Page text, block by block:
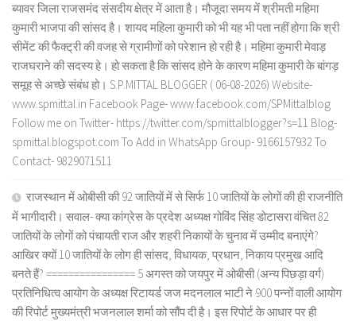
ब्यावर जिला राजसमंद संसदीय क्षेत्र में आता है। मौजूदा समय में श्रीमती महिमा
कुमारी भाजपा की सांसद है। शायद महिला कुमारी को भी यह भी पता नहीं होगा कि श्री
सीमेंट की फैक्ट्री की वजह से ग्रामीणों को परेशान हो रही है। महिमा कुमारी मेवाड़
राजघराने की सदस्य हे। हो सकता है कि सांसद होने के कारण महिमा कुमारी के बांगड़
समूह से अच्छे संबंध हो। S.P.MITTAL BLOGGER ( 06-08-2026) Website-
www.spmittal.in Facebook Page- www.facebook.com/SPMittalblog
Follow me on Twitter- https://twitter.com/spmittalblogger?s=11 Blog-
spmittal.blogspot.com To Add in WhatsApp Group- 9166157932 To
Contact- 9829071511
राजस्थान में ओबीसी की 92 जातियों में से सिर्फ 10 जातियों के लोगों की ही राजनीति
में भागीदारी। सवाल- क्या कांग्रेस के प्रदेश अध्यक्ष गोविंद सिंह डोटासरा वंचित 82
जातियों के लोगों को पंचायती राज और शहरी निकायों के चुनाव में उम्मीद बनाएंगे?
आखिर क्यों 10 जातियों के लोग ही सांसद, विधायक, प्रधान, निकाय प्रमुख आदि
बनते हैं? ================ 5 अगस्त को जयपुर में ओबीसी (अन्य पिछड़ा वर्ग)
प्रतिनिधित्व आयोग के अध्यक्ष रिटायर्ड जज मदनलाल भाटी ने 900 पन्नों वाली आयोग
की रिपोर्ट मुख्यमंत्री भजनलाल शर्मा को सौंप दी है। इस रिपोर्ट के आधार पर ही